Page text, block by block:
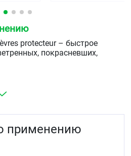
protecteur – быстрое
покрасневших,
применению